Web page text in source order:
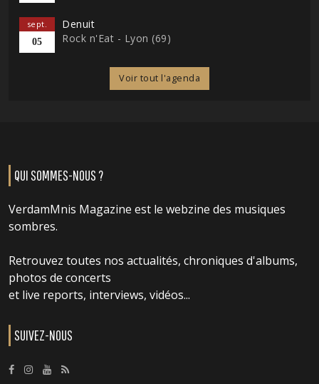
sept.
05
Denuit
Rock n'Eat - Lyon (69)
Voir tout l'agenda
QUI SOMMES-NOUS ?
VerdamMnis Magazine est le webzine des musiques
sombres.
Retrouvez toutes nos actualités, chroniques d'albums,
photos de concerts
et live reports, interviews, vidéos...
SUIVEZ-NOUS